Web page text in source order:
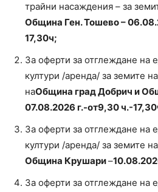
трайни насаждения – за
Община Ген. Тошево –
17,30ч;
За оферти за отглеждане на
култури /аренда/ за земите
наОбщина град Добрич и
07.08.2026 г.-от9,30 ч.-
За оферти за отглеждане на
култури /аренда/ за земите
Община Крушари–
За оферти за отглеждане на